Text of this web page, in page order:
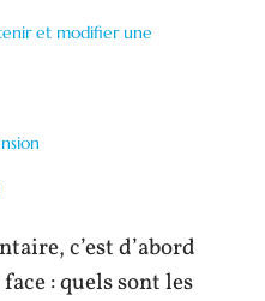
et modifier une
c’est d’abord
: quels sont les